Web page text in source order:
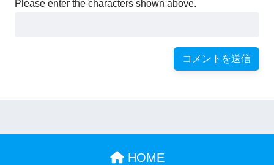
Please enter the characters shown above.
HOME